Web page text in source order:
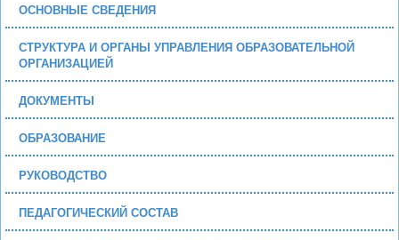
ОСНОВНЫЕ СВЕДЕНИЯ
СТРУКТУРА И ОРГАНЫ УПРАВЛЕНИЯ ОБРАЗОВАТЕЛЬНОЙ
ОРГАНИЗАЦИЕЙ
ДОКУМЕНТЫ
ОБРАЗОВАНИЕ
РУКОВОДСТВО
ПЕДАГОГИЧЕСКИЙ СОСТАВ